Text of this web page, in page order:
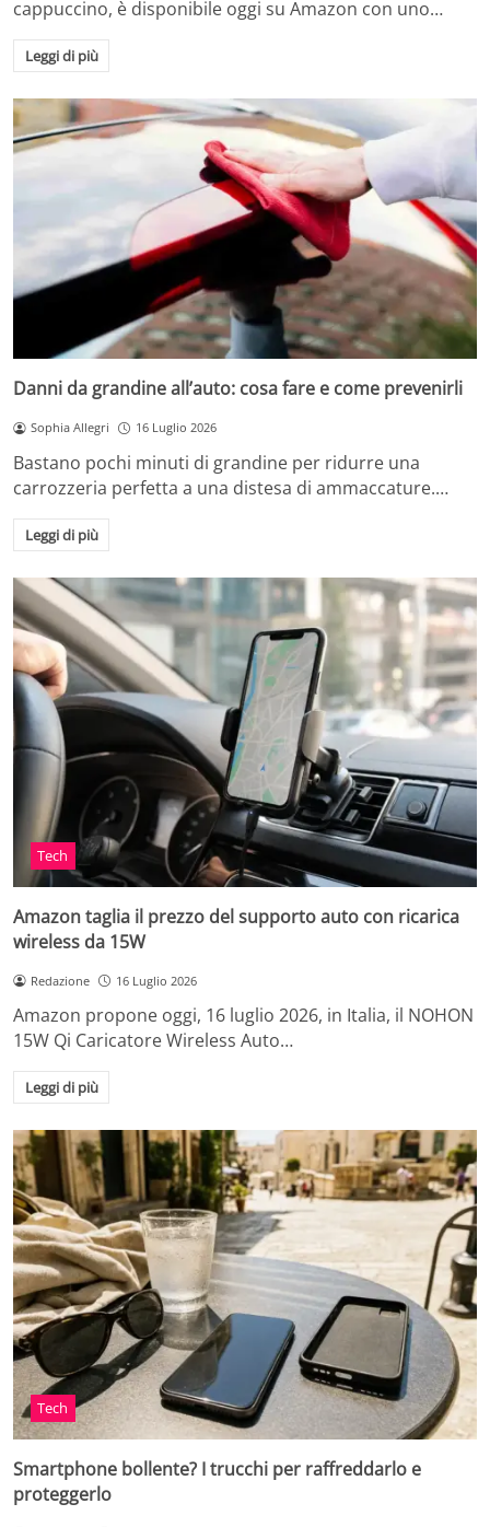
cappuccino, è disponibile oggi su Amazon con uno…
Leggi di più
Danni da grandine all’auto: cosa fare e come prevenirli
Sophia Allegri 16 Luglio 2026
Bastano pochi minuti di grandine per ridurre una
carrozzeria perfetta a una distesa di ammaccature.…
Leggi di più
Tech
Amazon taglia il prezzo del supporto auto con ricarica
wireless da 15W
Redazione 16 Luglio 2026
Amazon propone oggi, 16 luglio 2026, in Italia, il NOHON
15W Qi Caricatore Wireless Auto…
Leggi di più
Tech
Smartphone bollente? I trucchi per raffreddarlo e
proteggerlo